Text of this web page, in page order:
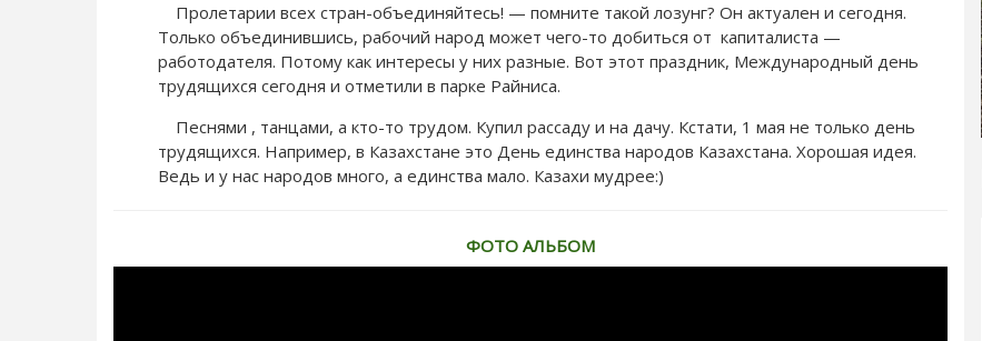
Пролетарии всех стран-объединяйтесь! — помните такой лозунг? Он актуален и сегодня.
Только объединившись, рабочий народ может чего-то добиться от капиталиста —
работодателя. Потому как интересы у них разные. Вот этот праздник, Международный день
трудящихся сегодня и отметили в парке Райниса.
Песнями , танцами, а кто-то трудом. Купил рассаду и на дачу. Кстати, 1 мая не только день
трудящихся. Например, в Казахстане это День единства народов Казахстана. Хорошая идея.
Ведь и у нас народов много, а единства мало. Казахи мудрее:)
ФОТО АЛЬБОМ